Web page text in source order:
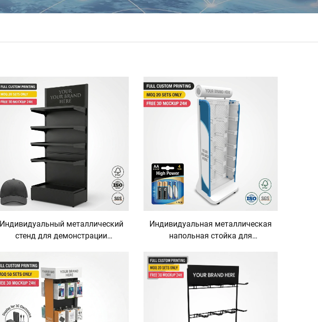
Индивидуальный металлический
стенд для демонстрации
бейсболок, кепок-снэпбэков и
панам, напольный, для
розничной торговли; органайзер
для головных уборов, стойка для
кепок, стенд, торговая мебель
Индивидуальная металлическая
напольная стойка для
органайзер для батареек типов
AA, AAA и литиевых, розничное
торговое оборудование, точка
продаж (POS), супермаркет,